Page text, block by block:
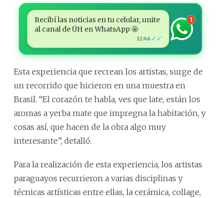
Recibí las noticias en tu celular, unite
al canal de ÚH en WhatsApp 🤩
12:46 ✓✓
1
Esta experiencia que recrean los artistas, surge de
un recorrido que hicieron en una muestra en
Brasil. “El corazón te habla, ves que late, están los
aromas a yerba mate que impregna la habitación, y
cosas así, que hacen de la obra algo muy
interesante”, detalló.
Para la realización de esta experiencia, los artistas
paraguayos recurrieron a varias disciplinas y
técnicas artísticas entre ellas, la cerámica, collage,